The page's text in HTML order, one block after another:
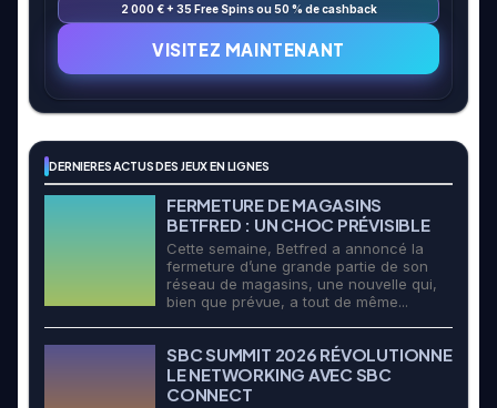
2 000 € + 35 Free Spins ou 50 % de cashback
VISITEZ MAINTENANT
DERNIERES ACTUS DES JEUX EN LIGNES
FERMETURE DE MAGASINS
BETFRED : UN CHOC PRÉVISIBLE
Cette semaine, Betfred a annoncé la
fermeture d’une grande partie de son
réseau de magasins, une nouvelle qui,
bien que prévue, a tout de même...
SBC SUMMIT 2026 RÉVOLUTIONNE
LE NETWORKING AVEC SBC
CONNECT